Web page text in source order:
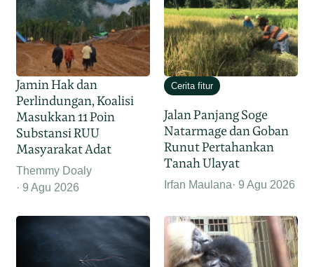
Jamin Hak dan
Perlindungan, Koalisi
Masukkan 11 Poin
Substansi RUU
Masyarakat Adat
Themmy Doaly
9 Agu 2026
Cerita fitur
Jalan Panjang Soge
Natarmage dan Goban
Runut Pertahankan
Tanah Ulayat
Irfan Maulana 9 Agu 2026